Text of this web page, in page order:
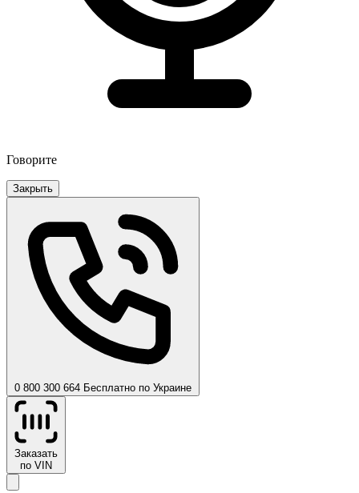
Говорите
Закрыть
0 800 300 664 Бесплатно по Украине
Заказать
по VIN